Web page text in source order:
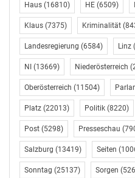
ÖFFENTLICHE
STATION STEPHANSPLATZ
Der Veranstalter weist
Verkehrsmittel,
weiterhin die beste
zum Wiener Silvesterpfad
Universitätsring im
etwa 19.00 Uhr für den
auch für die
Uhr ist zudem mit einer
Stephansplatz zu rechnen.
Haus (16810) HE (6509)
Klaus (7375) Kriminalität
Landesregierung (6584) Linz
NI (13669) Niederösterreich
Oberösterreich (11504)
Platz (22013) Politik (8220)
Post (5298) Presseschau
Salzburg (13419) Seiten
Sonntag (25137) Sorgen